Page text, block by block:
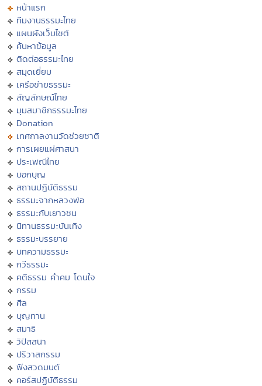
หน้าแรก
ทีมงานธรรมะไทย
แผนผังเว็บไซต์
ค้นหาข้อมูล
ติดต่อธรรมะไทย
สมุดเยี่ยม
เครือข่ายธรรมะ
สัญลักษณ์ไทย
มุมสมาชิกธรรมะไทย
Donation
เทศกาลงานวัดช่วยชาติ
การเผยแผ่ศาสนา
ประเพณีไทย
บอกบุญ
สถานปฏิบัติธรรม
ธรรมะจากหลวงพ่อ
ธรรมะกับเยาวชน
นิทานธรรมะบันเทิง
ธรรมะบรรยาย
บทความธรรมะ
กวีธรรมะ
คติธรรม คำคม โดนใจ
กรรม
ศีล
บุญทาน
สมาธิ
วิปัสสนา
ปริวาสกรรม
ฟังสวดมนต์
คอร์สปฏิบัติธรรม